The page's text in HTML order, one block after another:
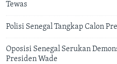
Tewas
Polisi Senegal Tangkap Calon
Oposisi Senegal Serukan
Presiden Wade